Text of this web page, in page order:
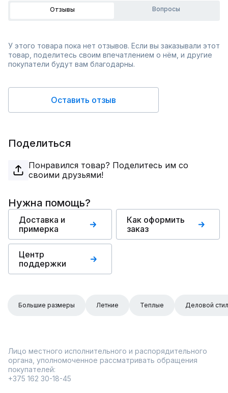
Отзывы Вопросы
У этого товара пока нет отзывов. Если вы заказывали этот
товар, поделитесь своим впечатлением о нём, и другие
покупатели будут вам благодарны.
Оставить отзыв
Поделиться
Понравился товар? Поделитесь им со
своими друзьями!
Нужна помощь?
Доставка и
примерка
Как оформить
заказ
Центр
поддержки
Большие размеры Летние Теплые Деловой
Лицо местного исполнительного и распорядительного
органа, уполномоченное рассматривать обращения
покупателей:
+375 162 30-18-45